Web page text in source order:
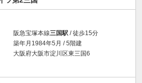
阪急宝塚本線三国駅 / 徒歩15分
築年月1984年5月 / 5階建
大阪府大阪市淀川区東三国6